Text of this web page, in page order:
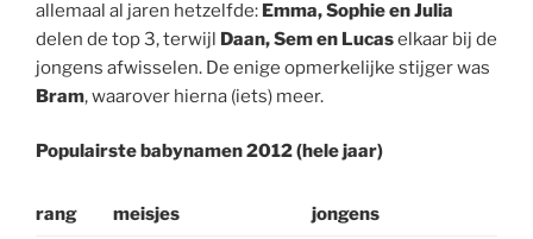
allemaal al jaren hetzelfde: Emma, Sophie en Julia
delen de top 3, terwijl Daan, Sem en Lucaselkaar bij de
jongens afwisselen. De enige opmerkelijke stijger was
Bram, waarover hierna (iets) meer.
Populairste babynamen 2012 (hele jaar)
rang meisjes jongens